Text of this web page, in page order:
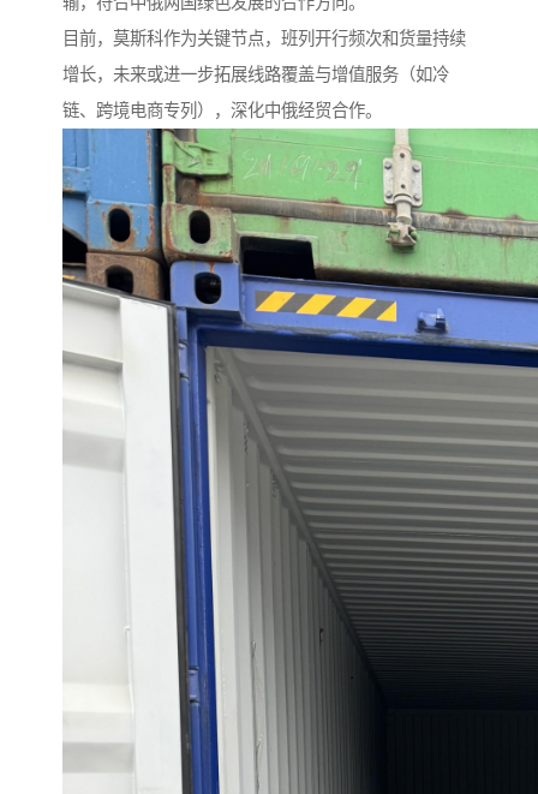
目前，莫斯科作为关键节点，班列开行频次和货量持续
增长，未来或进一步拓展线路覆盖与增值服务（如冷
链、跨境电商专列），深化中俄经贸合作。